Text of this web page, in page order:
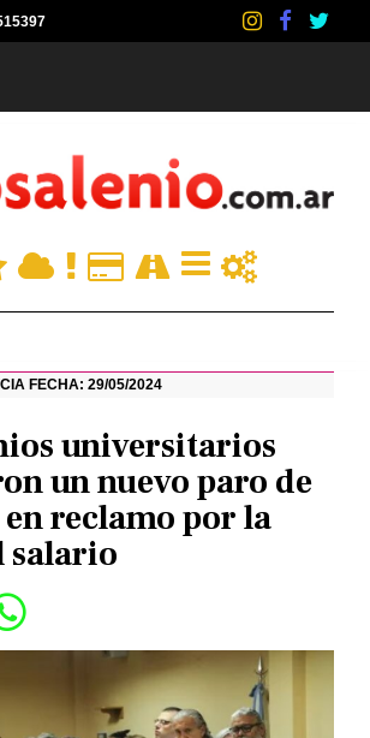
FECHA: 29/05/2024
universitarios
un nuevo paro de
reclamo por la
salario